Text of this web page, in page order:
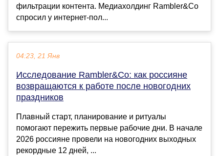
фильтрации контента. Медиахолдинг Rambler&Co
спросил у интернет-пол...
04:23, 21 Янв
Исследование Rambler&Co: как россияне
возвращаются к работе после новогодних
праздников
Плавный старт, планирование и ритуалы
помогают пережить первые рабочие дни. В начале
2026 россияне провели на новогодних выходных
рекордные 12 дней, ...